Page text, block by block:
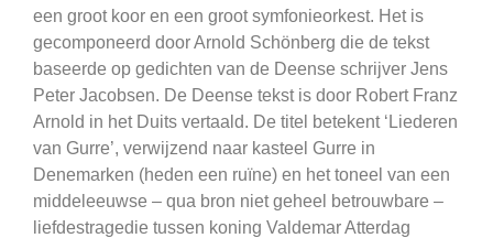
een groot koor en een groot symfonieorkest. Het is
gecomponeerd door Arnold Schönberg die de tekst
baseerde op gedichten van de Deense schrijver Jens
Peter Jacobsen. De Deense tekst is door Robert Franz
Arnold in het Duits vertaald. De titel betekent ‘Liederen
van Gurre’, verwijzend naar kasteel Gurre in
Denemarken (heden een ruïne) en het toneel van een
middeleeuwse – qua bron niet geheel betrouwbare –
liefdestragedie tussen koning Valdemar Atterdag